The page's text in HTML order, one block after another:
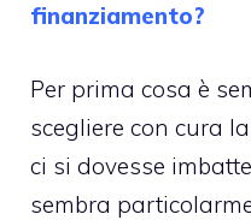
finanziamento?
Per prima cosa è
scegliere con cura
ci si dovesse
sembra